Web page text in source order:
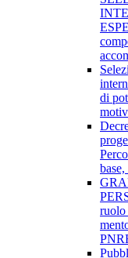
di
ruolo